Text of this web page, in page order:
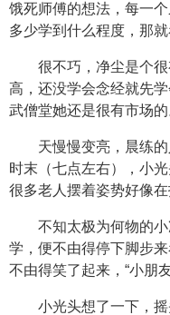
饿死师傅的想法，每一
多少学到什么程度，那
很不巧，净尘是个
高，还没学会念经就先
武僧堂她还是很有市场的
天慢慢变亮，晨练
时末（七点左右），小
很多老人摆着姿势好像
不知太极为何物的
学，便不由得停下脚步
不由得笑了起来，“小朋
小光头想了一下，